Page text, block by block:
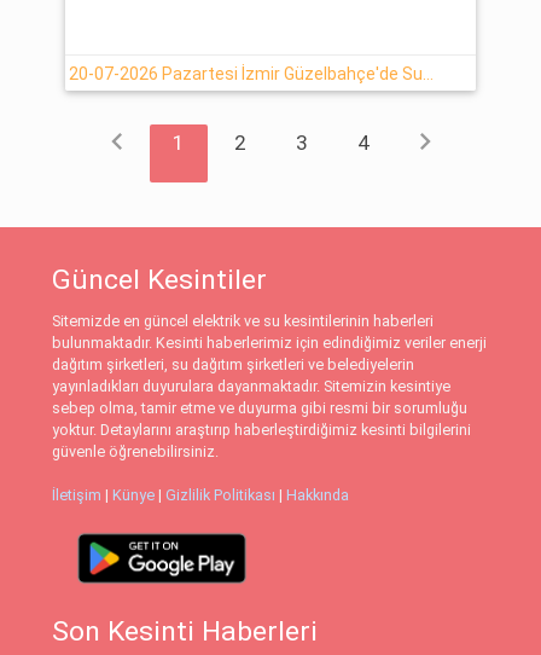
chevron_left 1 2 3 4 chevron_right
Güncel Kesintiler
Sitemizde en güncel elektrik ve su kesintilerinin haberleri
bulunmaktadır. Kesinti haberlerimiz için edindiğimiz veriler enerji
dağıtım şirketleri, su dağıtım şirketleri ve belediyelerin
yayınladıkları duyurulara dayanmaktadır. Sitemizin kesintiye
sebep olma, tamir etme ve duyurma gibi resmi bir sorumluğu
yoktur. Detaylarını araştırıp haberleştirdiğimiz kesinti bilgilerini
güvenle öğrenebilirsiniz.
İletişim | Künye | Gizlilik Politikası | Hakkında
Son Kesinti Haberleri